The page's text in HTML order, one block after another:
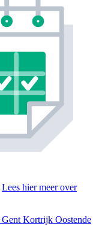
Lees hier meer over
Gent Kortrijk Oostende